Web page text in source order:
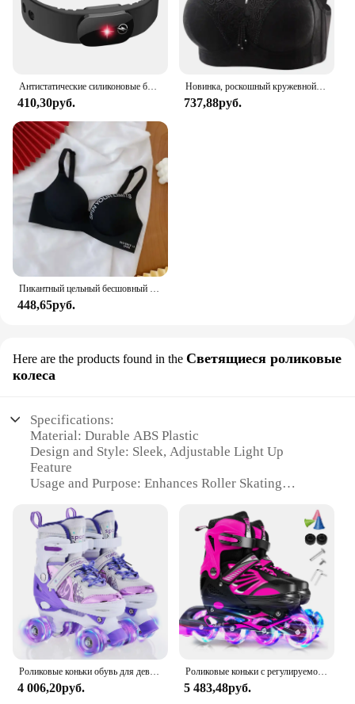
410,30руб.
Новинка, роскошный кружевной женский бюстгальтер большого размера без стальных колец, дышащее удобное регулируемое женское нижнее белье с эффектом пуш-ап
737,88руб.
448,65руб.
Here are the products found in the Светящиеся роликовые
колеса
Specifications:
Material: Durable ABS Plastic
Design and Style: Sleek, Adjustable Light Up
Feature
Usage and Purpose: Enhances Roller Skating
Performance and Property: Smooth Gliding, Easy to
Install
Parts and Accessories: Includes 4 Sets of Light Up
Wheels
Applicable People: Suitable for All Ages and Skill
Levels
Features:
|Wholesale|Vendors|
**Illuminate Your Skate: Adjustable Light Up
Wheels**
4 006,20руб.
Роликовые коньки с регулируемой подсветкой и колесами с подсветкой для детей и молодежи, роликовые коньки для девочек и мальчиков
5 483,48руб.